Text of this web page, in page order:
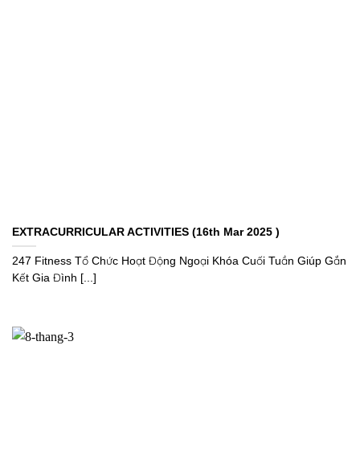
EXTRACURRICULAR ACTIVITIES (16th Mar 2025 )
247 Fitness Tổ Chức Hoạt Động Ngoại Khóa Cuối Tuần Giúp Gắn
Kết Gia Đình [...]